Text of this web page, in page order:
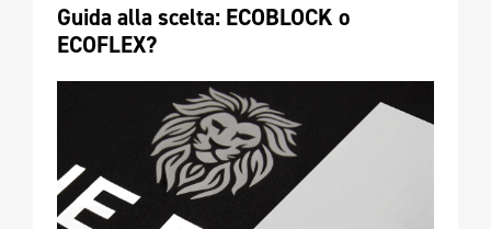
Guida alla scelta: ECOBLOCK o
ECOFLEX?